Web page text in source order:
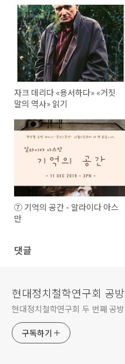
자크 데리다 «용서하다» «거짓
말의 역사» 읽기
⑦ 기억의 공간 - 알라이다 아스
만
댓글
현대정치철학연구회 공방
현대정치철학연구회 두 번째 공방
구독하기